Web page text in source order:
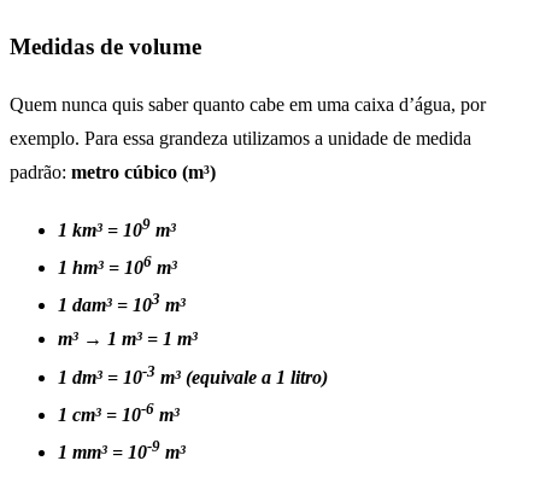
Medidas de volume
Quem nunca quis saber quanto cabe em uma caixa d’água, por
exemplo. Para essa grandeza utilizamos a unidade de medida
padrão: metro cúbico (m³)
1 km³ = 109 m³
1 hm³ = 106 m³
1 dam³ = 103 m³
m³ → 1 m³ = 1 m³
1 dm³ = 10-3 m³ (equivale a 1 litro)
1 cm³ = 10-6 m³
1 mm³ = 10-9 m³